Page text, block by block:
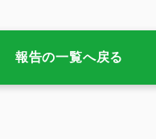
報告の一覧へ戻る